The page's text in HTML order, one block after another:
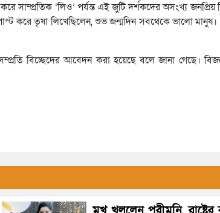
সাম্প্রতিক ‘লিও’ পর্যন্ত এই জুটি দর্শকদের অসংখ্য জনপ্রিয়
করে তৃষা লিখেছিলেন, শুভ জন্মদিন সবথেকে ভালো
বিচ্ছেদের আবেদন করা হয়েছে বলে জানা গেছে।